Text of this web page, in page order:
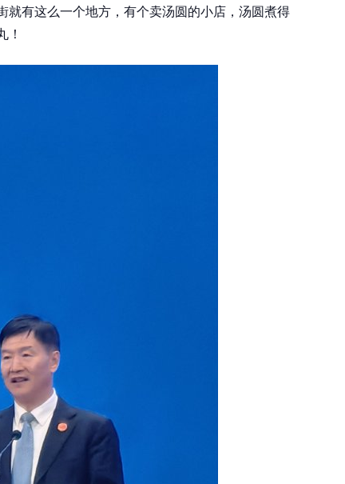
就有这么一个地方，有个卖汤圆的小店，汤圆煮得
！